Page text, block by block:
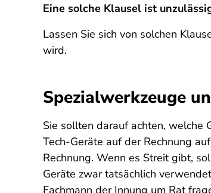
Eine solche Klausel ist
Lassen Sie sich von solchen
wird.
Spezialwerkzeuge
Sie sollten darauf achten, welche
Tech-Geräte auf der Rechnung
Rechnung. Wenn es Streit gibt,
Geräte zwar tatsächlich
Fachmann der Innung um Rat